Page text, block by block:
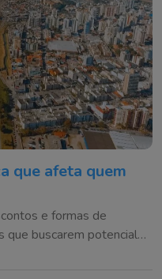
que afeta quem
e formas de
que buscarem potencial